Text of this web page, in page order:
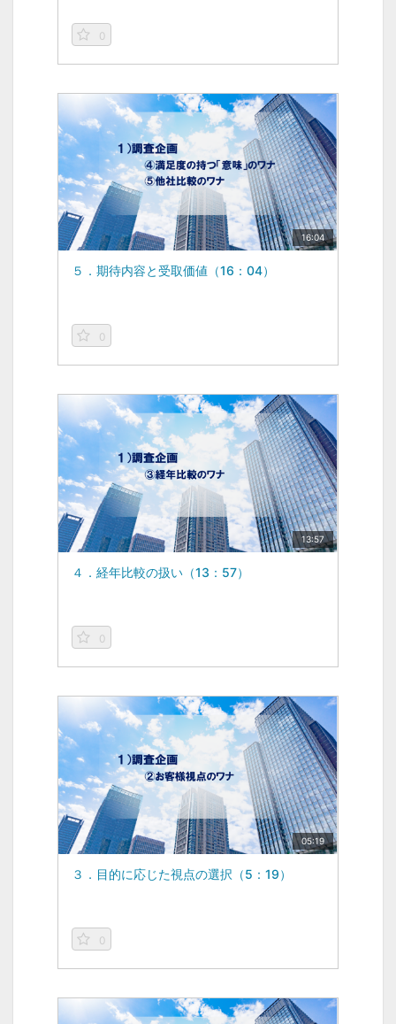
0
16:04
５．期待内容と受取価値（16：04）
0
13:57
４．経年比較の扱い（13：57）
0
05:19
３．目的に応じた視点の選択（5：19）
0